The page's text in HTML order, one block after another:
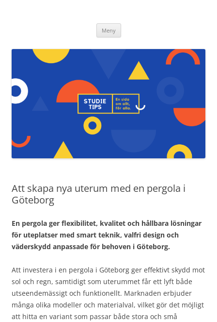
Meny Hoppa
innehåll
Att skapa nya uterum med en pergola i
Göteborg
En pergola ger flexibilitet, kvalitet och hållbara lösningar
för uteplatser med smart teknik, valfri design och
väderskydd anpassade för behoven i Göteborg.
Att investera i en pergola i Göteborg ger effektivt skydd mot
sol och regn, samtidigt som uterummet får ett lyft både
utseendemässigt och funktionellt. Marknaden erbjuder
många olika modeller och materialval, vilket gör det möjligt
att hitta en variant som passar både stora och små